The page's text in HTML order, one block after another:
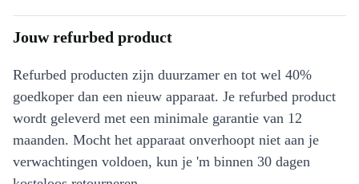
Jouw refurbed product
Refurbed producten zijn duurzamer en tot wel 40%
goedkoper dan een nieuw apparaat. Je refurbed product
wordt geleverd met een minimale garantie van 12
maanden. Mocht het apparaat onverhoopt niet aan je
verwachtingen voldoen, kun je 'm binnen 30 dagen